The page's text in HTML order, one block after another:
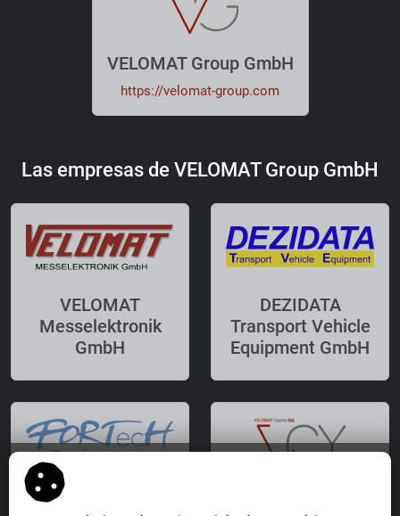
VELOMAT Group GmbH
https://velomat-group.com
Las empresas de VELOMAT Group GmbH
VELOMAT
Messelektronik
GmbH
DEZIDATA
Transport Vehicle
Equipment GmbH